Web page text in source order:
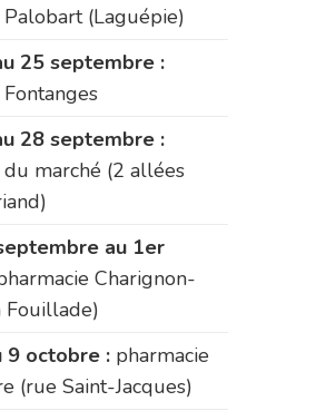
(Laguépie)
25 septembre :
28 septembre :
du marché (2 allées
au 1er
Charignon-
Fouillade)
9 octobre : pharmacie
(rue Saint-Jacques)